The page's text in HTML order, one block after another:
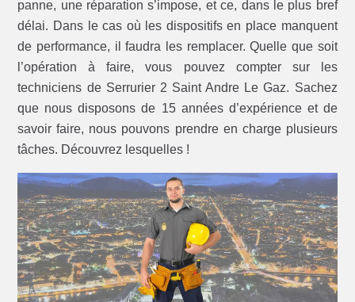
panne, une réparation s’impose, et ce, dans le plus bref
délai. Dans le cas où les dispositifs en place manquent
de performance, il faudra les remplacer. Quelle que soit
l’opération à faire, vous pouvez compter sur les
techniciens de Serrurier 2 Saint Andre Le Gaz. Sachez
que nous disposons de 15 années d’expérience et de
savoir faire, nous pouvons prendre en charge plusieurs
tâches. Découvrez lesquelles !